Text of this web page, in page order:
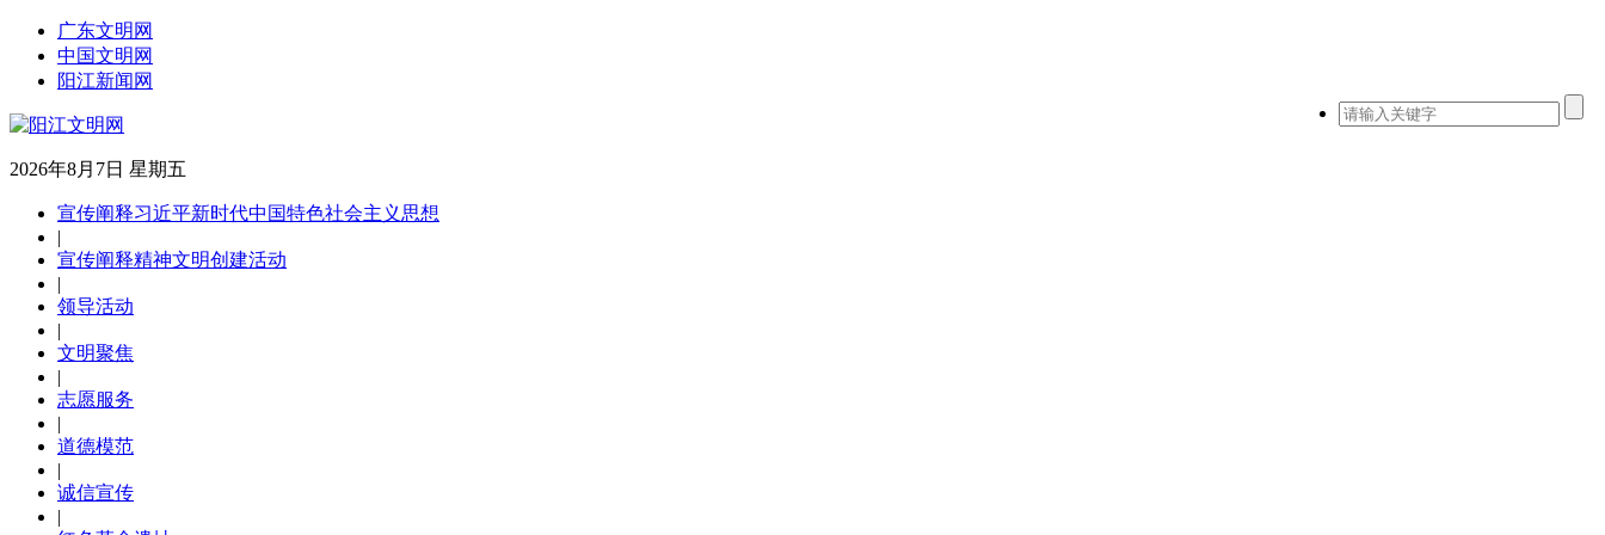
广东文明网
中国文明网
阳江新闻网
2026年8月7日 星期五
宣传阐释习近平新时代中国特色社会主义思想
|
宣传阐释精神文明创建活动
|
领导活动
|
文明聚焦
|
志愿服务
|
道德模范
|
诚信宣传
|